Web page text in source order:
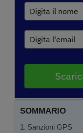
SOMMARIO
Sanzioni GPS